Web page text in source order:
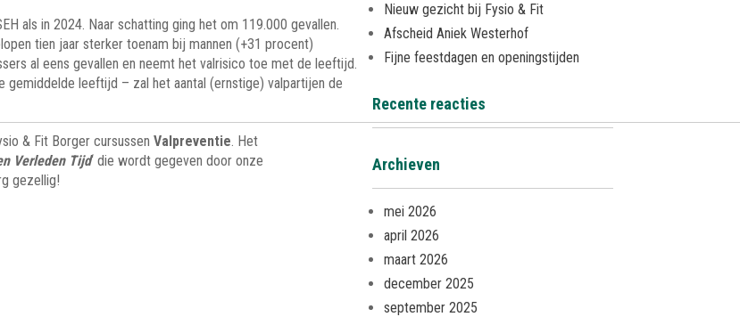
als in 2024. Naar schatting ging het om 119.000 gevallen.
tien jaar sterker toenam bij mannen (+31 procent)
al eens gevallen en neemt het valrisico toe met de leeftijd.
leeftijd – zal het aantal (ernstige) valpartijen de
& Fit Borger cursussen Valpreventie. Het
Verleden Tijd‘ die wordt gegeven door onze
gezellig!
Nieuw gezicht bij Fysio & Fit
Afscheid Aniek Westerhof
Fijne feestdagen en openingstijden
Recente reacties
Archieven
mei 2026
april 2026
maart 2026
december 2025
september 2025